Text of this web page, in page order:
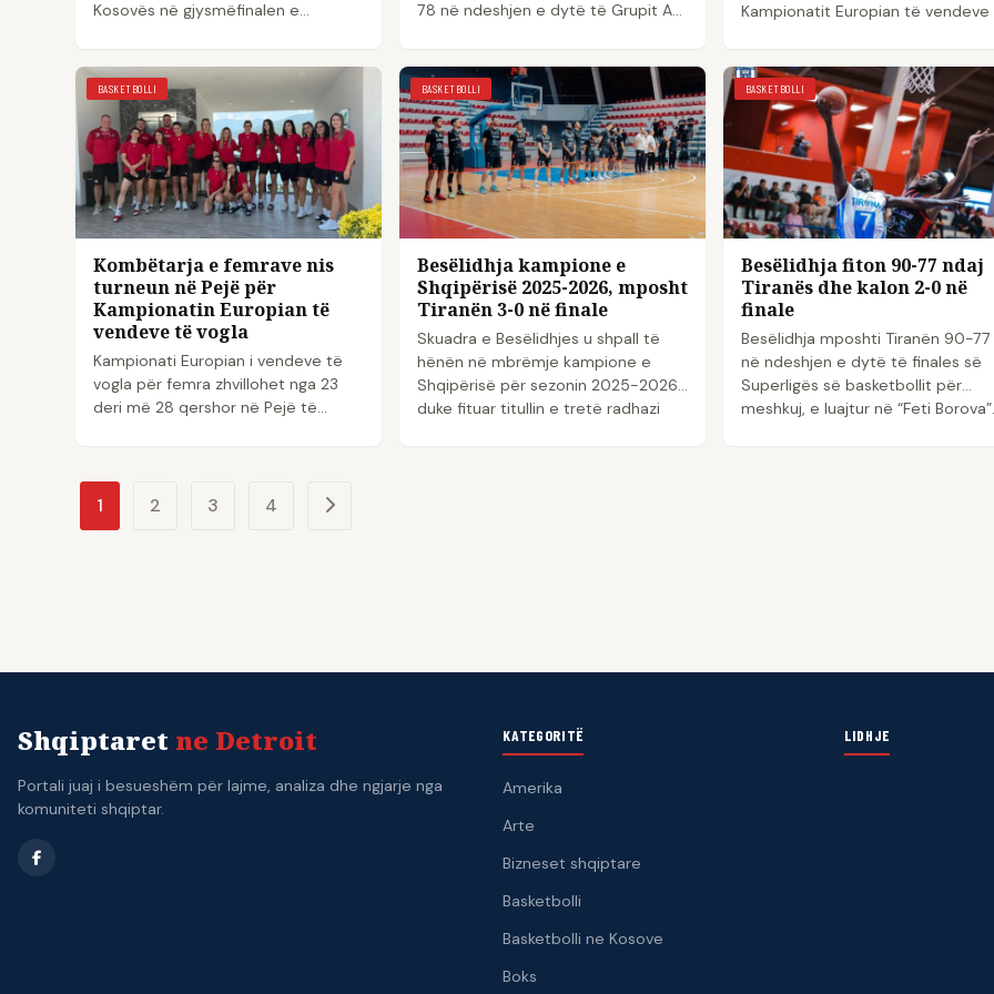
Kosovës në gjysmëfinalen e
78 në ndeshjen e dytë të Grupit A
Kampionatit Europian të
BASKETBOLLI
Kombëtarja e femrave nis
turneun në Pejë për
Kampionatin Europian të
vendeve të vogla
Kampionati Europian i vendeve të
vogla për femra zhvillohet nga 23
deri më 28 qershor në Pejë të
BASKETBOLLI
Besëlidhja kampione e
Shqipërisë 2025-2026, mposht
Tiranën 3-0 në finale
Skuadra e Besëlidhjes u shpall të
hënën në mbrëmje kampione e
Shqipërisë për sezonin 2025-2026,
duke fituar titullin e tretë radhazi
BASKETBOLLI
Besëlidhja fiton 90-77 ndaj
Tiranës dhe kalon 2-0 në
finale
Besëlidhja mposhti Tiranën 90-77
në ndeshjen e dytë të finales së
Superligës së basketbollit për
meshkuj, e luajtur në “Feti Borova”.
1 2 3 4
Shqiptaret ne Detroit
Portali juaj i besueshëm për lajme, analiza dhe ngjarje nga
komuniteti shqiptar.
KATEGORITË
Amerika
Arte
Bizneset shqiptare
Basketbolli
Basketbolli ne Kosove
Boks
LIDHJE